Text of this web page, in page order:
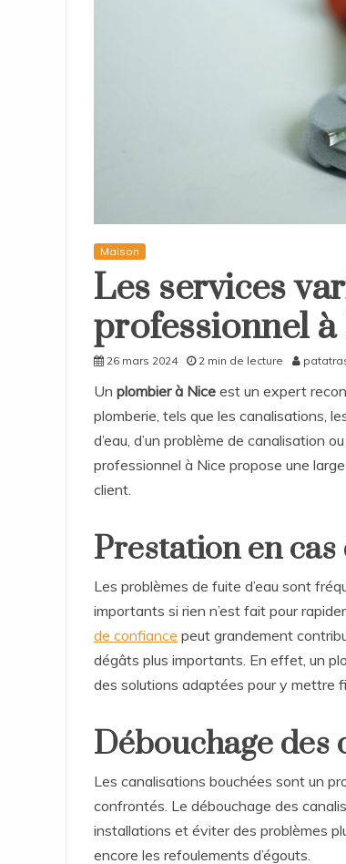
Maison
Les services
professionnel à
26 mars 2024 2 min de lecture
Un plombier à Nice est un expert
plomberie, tels que les canalisations,
d’eau, d’un problème de canalisation
professionnel à Nice propose une
client.
Prestation en cas
Les problèmes de fuite d’eau sont
importants si rien n’est fait pour
de confiance peut grandement
dégâts plus importants. En effet, un
des solutions adaptées pour y mettre
Débouchage des
Les canalisations bouchées sont un
confrontés. Le débouchage des
installations et éviter des problèmes
encore les refoulements d’égouts.